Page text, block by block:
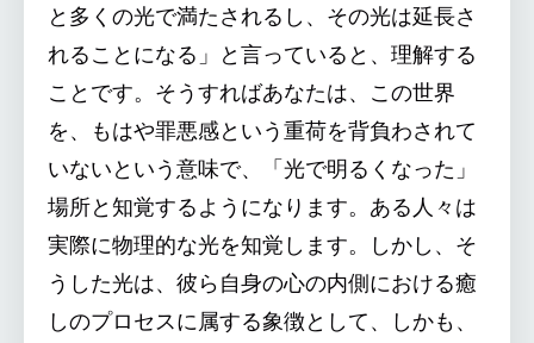
と多くの光で満たされるし、その光は延長さ
れることになる」と言っていると、理解する
ことです。そうすればあなたは、この世界
を、もはや罪悪感という重荷を背負わされて
いないという意味で、「光で明るくなった」
場所と知覚するようになります。ある人々は
実際に物理的な光を知覚します。しかし、そ
うした光は、彼ら自身の心の内側における癒
しのプロセスに属する象徴として、しかも、